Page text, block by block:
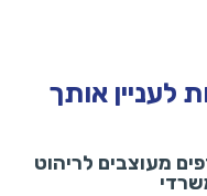
לעניין אותך
מעוצבים לריהוט